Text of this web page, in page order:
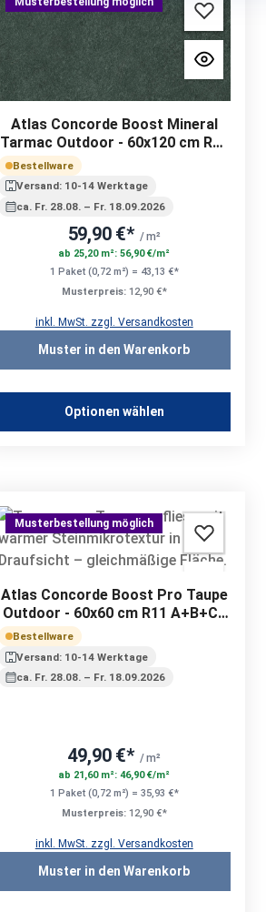
Atlas Concorde Boost Mineral
Tarmac Outdoor - 60x120 cm R11
A+B+C | 20 mm
Bestellware
Versand: 10-14 Werktage
ca. Fr. 28.08. – Fr. 18.09.2026
59,90 €* / m²
ab 25,20 m²: 56,90 €/m²
1 Paket (0,72 m²) = 43,13 €*
Musterpreis: 12,90 €*
inkl. MwSt. zzgl. Versandkosten
Muster in den Warenkorb
Optionen wählen
Musterbestellung möglich
Atlas Concorde Boost Pro Taupe
Outdoor - 60x60 cm R11 A+B+C |
Bestellware
Versand: 10-14 Werktage
ca. Fr. 28.08. – Fr. 18.09.2026
49,90 €* / m²
ab 21,60 m²: 46,90 €/m²
1 Paket (0,72 m²) = 35,93 €*
Musterpreis: 12,90 €*
inkl. MwSt. zzgl. Versandkosten
Muster in den Warenkorb